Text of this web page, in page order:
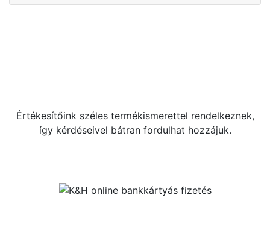
Értékesítőink széles termékismerettel rendelkeznek,
így kérdéseivel bátran fordulhat hozzájuk.